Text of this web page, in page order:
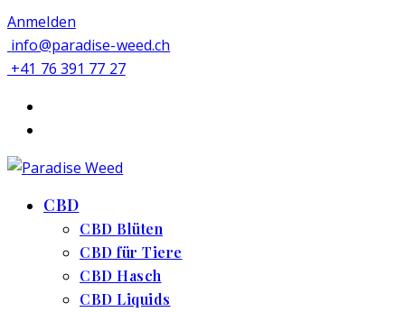
Anmelden
info@paradise-weed.ch
+41 76 391 77 27
CBD
CBD Blüten
CBD für Tiere
CBD Hasch
CBD Liquids